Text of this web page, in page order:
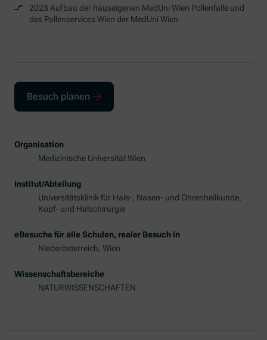
2023 Aufbau der hauseigenen MedUni Wien Pollenfalle und
des Pollenservices Wien der MedUni Wien
Besuch planen
Organisation
Medizinische Universität Wien
Institut/Abteilung
Universitätsklinik für Hals-, Nasen- und Ohrenheilkunde,
Kopf- und Halschirurgie
eBesuche für alle Schulen, realer Besuch in
Niederösterreich, Wien
Wissenschaftsbereiche
NATURWISSENSCHAFTEN